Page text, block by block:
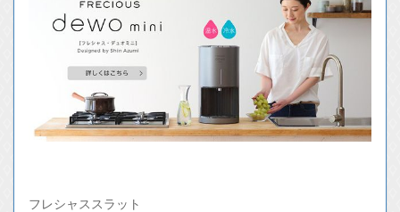
フレシャススラット